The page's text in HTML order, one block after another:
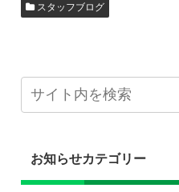
スタッフブログ
お知らせカテゴリー